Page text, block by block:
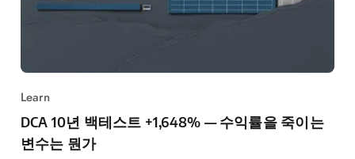
Learn
DCA 10년 백테스트 +1,648% — 수익률을 죽이는
변수는 뭔가